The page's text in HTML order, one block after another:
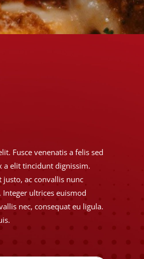
Fusce venenatis a felis sed
a elit tincidunt dignissim.
ac convallis nunc
ultrices euismod
nec, consequat eu ligula.